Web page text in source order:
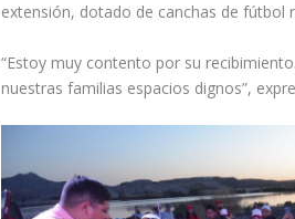
extensión, dotado de canchas de fútbol
“Estoy muy contento por su
nuestras familias espacios dignos”,